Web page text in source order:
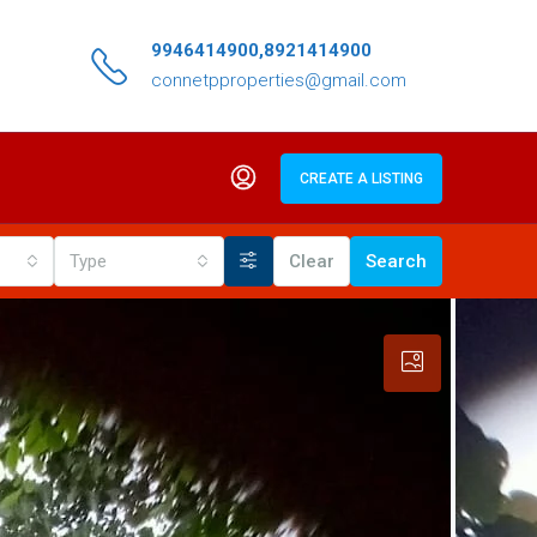
9946414900,8921414900
connetpproperties@gmail.com
CREATE A LISTING
Type Clear Search